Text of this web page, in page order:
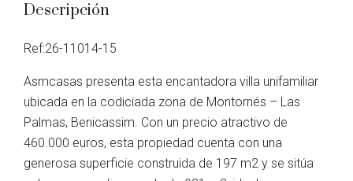
Descripción
Ref:26-11014-15
Asmcasas presenta esta encantadora villa unifamiliar
ubicada en la codiciada zona de Montornés – Las
Palmas, Benicassim. Con un precio atractivo de
460.000 euros, esta propiedad cuenta con una
generosa superficie construida de 197 m2 y se sitúa